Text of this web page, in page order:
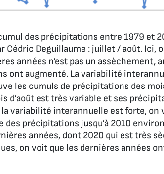
des précipitations entre 1979 et
Cédric Deguillaume : juillet / août. Ici,
années n’est pas un assèchement,
ont augmenté. La variabilité
les cumuls de précipitations des
d’août est très variable et ses
variabilité interannuelle est forte, on
précipitations jusqu’à 2010
années, dont 2020 qui est très
on voit que les dernières années